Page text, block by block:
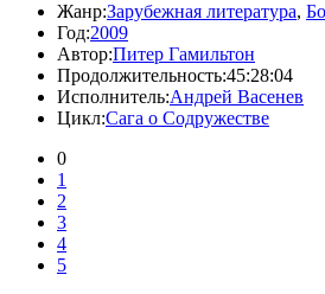
Жанр:Зарубежная литература,
Год:2009
Автор:Питер Гамильтон
Продолжительность:45:28:04
Исполнитель:Андрей Васенев
Цикл:Сага о Содружестве
0
1
2
3
4
5